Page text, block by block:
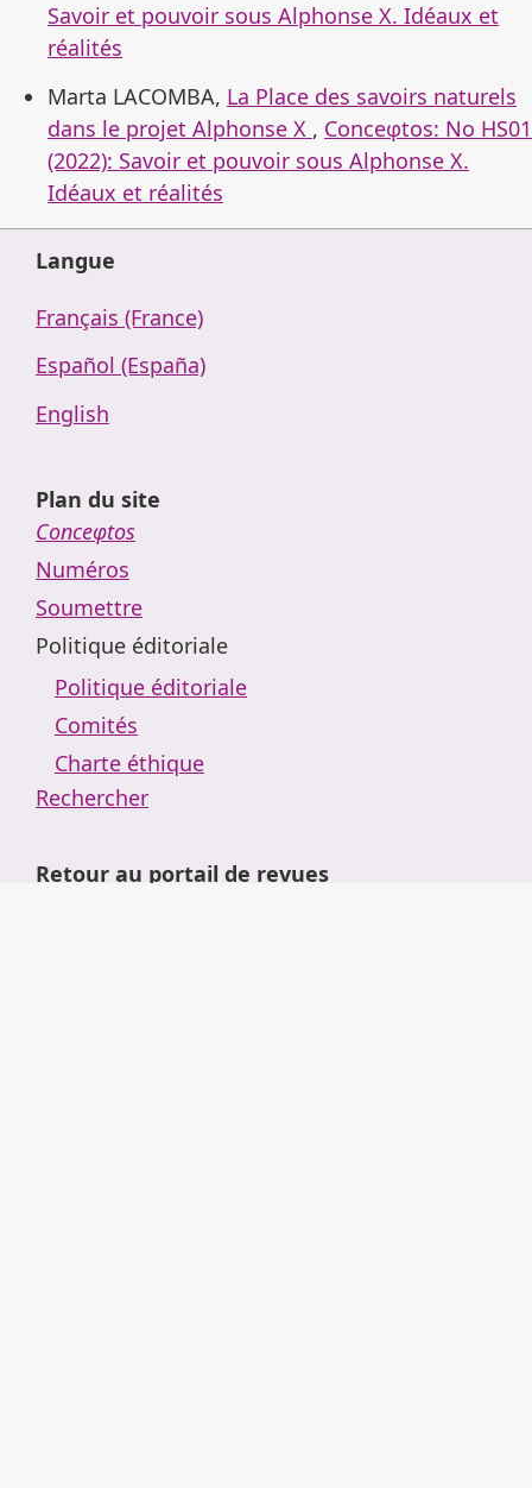
Savoir et pouvoir sous Alphonse X. Idéaux et
réalités
Marta LACOMBA, La Place des savoirs naturels
dans le projet Alphonse X , Conceφtos: No HS01
(2022): Savoir et pouvoir sous Alphonse X.
Idéaux et réalités
Langue
Français (France)
Español (España)
English
Plan du site
Conceφtos
Numéros
Soumettre
Politique éditoriale
Politique éditoriale
Comités
Charte éthique
Rechercher
Retour au portail de revues